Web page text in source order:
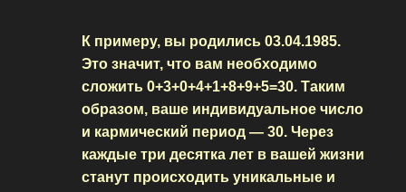
К примеру, вы родились 03.04.1985.
Это значит, что вам необходимо
сложить 0+3+0+4+1+8+9+5=30. Таким
образом, ваше индивидуальное число
и кармический период — 30. Через
каждые три десятка лет в вашей жизни
станут происходить уникальные и